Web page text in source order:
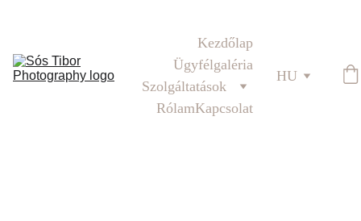
Kezdőlap
Ügyfélgaléria
Szolgáltatások
RólamKapcsolat
HU